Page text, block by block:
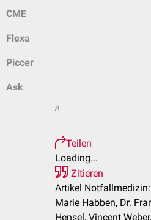
CME
Flexa
Piccer
Ask
A
Teilen
Loading...
Zitieren
Artikel Notfallmedizin:
Marie Habben, Dr.
Hensel, Vincent